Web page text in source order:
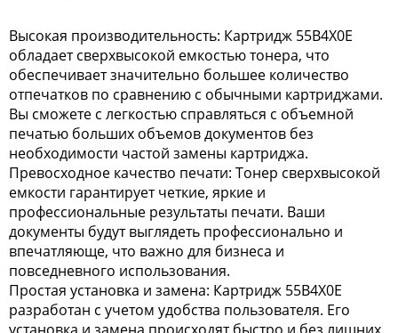
Высокая производительность: Картридж 55B4X0E
обладает сверхвысокой емкостью тонера, что
обеспечивает значительно большее количество
отпечатков по сравнению с обычными картриджами.
Вы сможете с легкостью справляться с объемной
печатью больших объемов документов без
необходимости частой замены картриджа.
Превосходное качество печати: Тонер сверхвысокой
емкости гарантирует четкие, яркие и
профессиональные результаты печати. Ваши
документы будут выглядеть профессионально и
впечатляюще, что важно для бизнеса и
повседневного использования.
Простая установка и замена: Картридж 55B4X0E
разработан с учетом удобства пользователя. Его